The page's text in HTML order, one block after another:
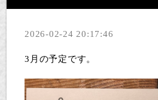
2026-02-24 20:17:46
3月の予定です。